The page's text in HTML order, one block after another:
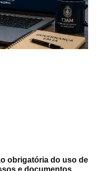
obrigatória do uso de
e documentos